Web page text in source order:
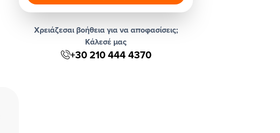
Χρειάζεσαι βοήθεια για να αποφασίσεις;
Κάλεσέ μας
+30 210 444 4370